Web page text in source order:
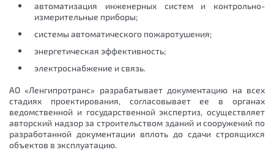
автоматизация инженерных систем и контрольно-
измерительные приборы;
системы автоматического пожаротушения;
энергетическая эффективность;
электроснабжение и связь.
АО «Ленгипротранс» разрабатывает документацию на всех
стадиях проектирования, согласовывает ее в органах
ведомственной и государственной экспертиз, осуществляет
авторский надзор за строительством зданий и сооружений по
разработанной документации вплоть до сдачи строящихся
объектов в эксплуатацию.